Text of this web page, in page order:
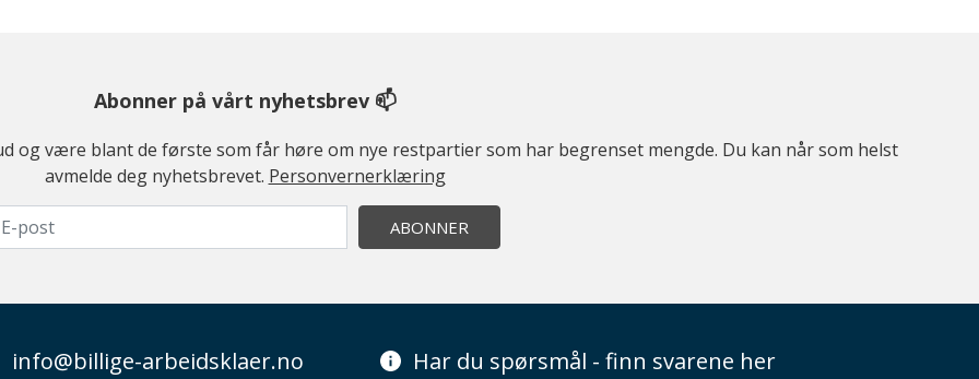
Abonner på vårt nyhetsbrev 📫
og være blant de første som får høre om nye restpartier som har begrenset mengde. Du kan når som helst
avmelde deg nyhetsbrevet. Personvernerklæring
ABONNER
info@billige-arbeidsklaer.no Har du spørsmål - finn svarene her